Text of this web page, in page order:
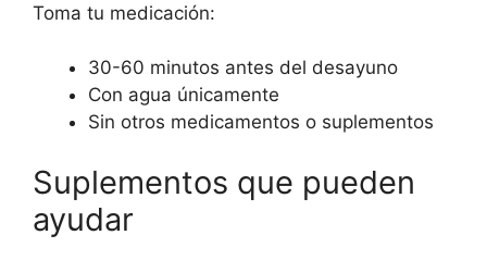
Toma tu medicación:
30-60 minutos antes del desayuno
Con agua únicamente
Sin otros medicamentos o suplementos
Suplementos que pueden
ayudar